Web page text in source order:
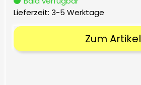
Lieferzeit: 3-5 Werktage
Zum Artikel